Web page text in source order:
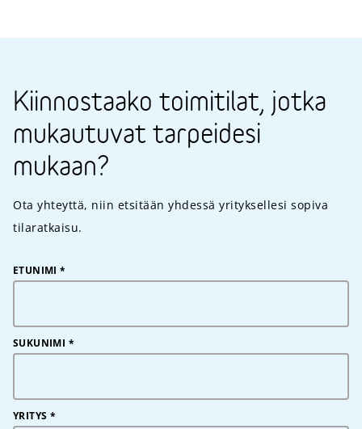
Kiinnostaako toimitilat, jotka
mukautuvat tarpeidesi
mukaan?
Ota yhteyttä, niin etsitään yhdessä yrityksellesi sopiva
tilaratkaisu.
ETUNIMI *
SUKUNIMI *
YRITYS *